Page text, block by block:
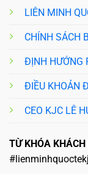
LIÊN MINH
CHÍNH SÁCH
ĐỊNH HƯỚNG
ĐIỀU KHOẢN
CEO KJC LÊ
TỪ KHÓA